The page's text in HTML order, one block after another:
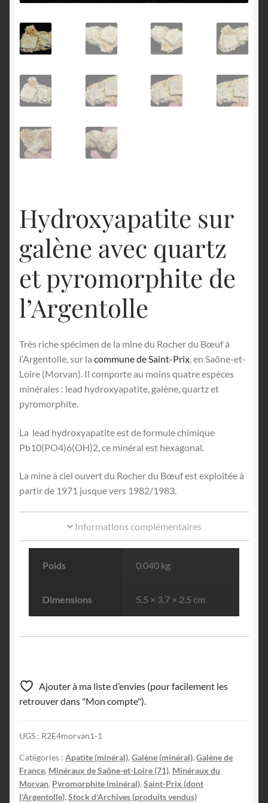
Hydroxyapatite sur
galène avec quartz
et pyromorphite de
l’Argentolle
Très riche spécimen de la mine du Rocher du Bœuf à
l’Argentolle, sur la commune de Saint-Prix, en Saône-et-
Loire (Morvan). Il comporte au moins quatre espèces
minérales : lead hydroxyapatite, galène, quartz et
pyromorphite.
La lead hydroxyapatite est de formule chimique
Pb10(PO4)6(OH)2, ce minéral est hexagonal.
La mine à ciel ouvert du Rocher du Bœuf est exploitée à
partir de 1971 jusque vers 1982/1983.
Informations complémentaires
Poids 0.040 kg
Dimensions 5.5 × 3.7 × 2.5 cm
Ajouter à ma liste d’envies (pour facilement les
retrouver dans "Mon compte").
UGS : R2E4morvan1-1
Catégories : Apatite (minéral),Galène (minéral),Galène de
France, Minéraux de Saône-et-Loire (71), Minéraux du
Morvan, Pyromorphite (minéral),Saint-Prix (dont
l'Argentolle),Stock d'Archives (produits vendus)